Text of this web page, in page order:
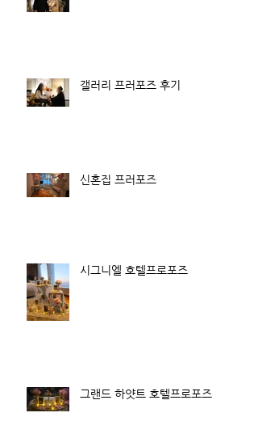
갤러리 프러포즈 후기
신혼집 프러포즈
시그니엘 호텔프로포즈
그랜드 하얏트 호텔프로포즈